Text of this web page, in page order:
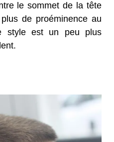
le sommet de la tête
de proéminence au
style est un peu plus